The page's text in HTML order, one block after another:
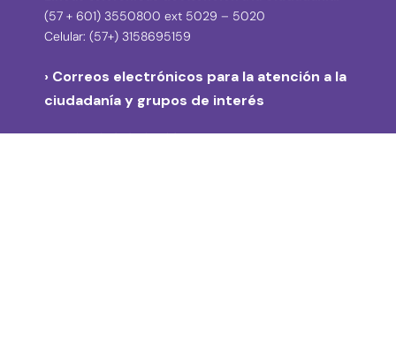
(57 + 601) 3550800 ext 5029 – 5020
Celular: (57+) 3158695159
› Correos electrónicos para la atención a la
ciudadanía y grupos de interés
atencionciudadania@idpc.gov.co